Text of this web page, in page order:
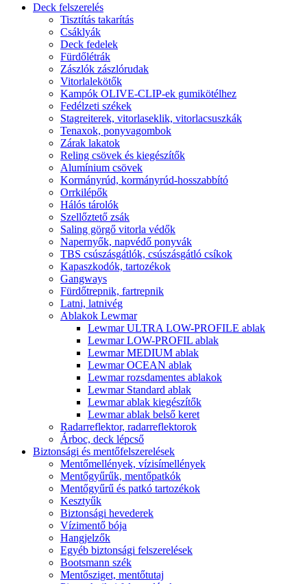
Deck felszerelés
Tisztítás takarítás
Csáklyák
Deck fedelek
Fürdőlétrák
Zászlók zászlórudak
Vitorlalekötők
Kampók OLIVE-CLIP-ek gumikötélhez
Fedélzeti székek
Stagreiterek, vitorlaseklik, vitorlacsuszkák
Tenaxok, ponyvagombok
Zárak lakatok
Reling csövek és kiegészítők
Alumínium csövek
Kormányrúd, kormányrúd-hosszabbító
Orrkilépők
Hálós tárolók
Szellőztető zsák
Saling görgő vitorla védők
Napernyők, napvédő ponyvák
TBS csúszásgátlók, csúszásgátló csíkok
Kapaszkodók, tartozékok
Gangways
Fürdőtrepnik, fartrepnik
Latni, latnivég
Ablakok Lewmar
Lewmar ULTRA LOW-PROFILE ablak
Lewmar LOW-PROFIL ablak
Lewmar MEDIUM ablak
Lewmar OCEAN ablak
Lewmar rozsdamentes ablakok
Lewmar Standard ablak
Lewmar ablak kiegészítők
Lewmar ablak belső keret
Radarreflektor, radarreflektorok
Árboc, deck lépcső
Biztonsági és mentőfelszerelések
Mentőmellények, vízisímellények
Mentőgyűrűk, mentőpatkók
Mentőgyűrű és patkó tartozékok
Kesztyűk
Biztonsági hevederek
Vízimentő bója
Hangjelzők
Egyéb biztonsági felszerelések
Bootsmann szék
Mentősziget, mentőtutaj